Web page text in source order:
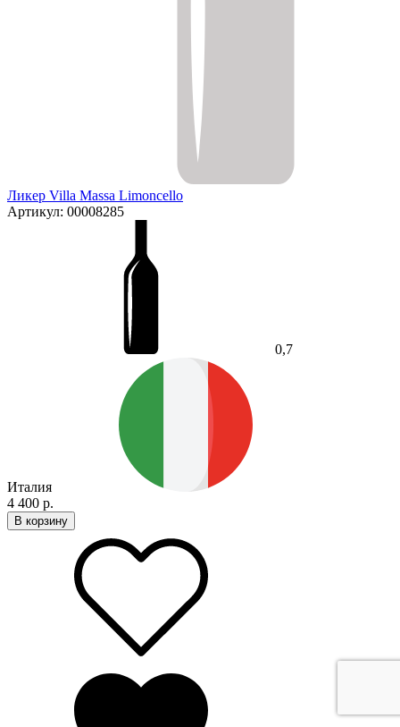
Ликер Villa Massa Limoncello
Артикул: 00008285
0,7
Италия
4 400 р.
В корзину